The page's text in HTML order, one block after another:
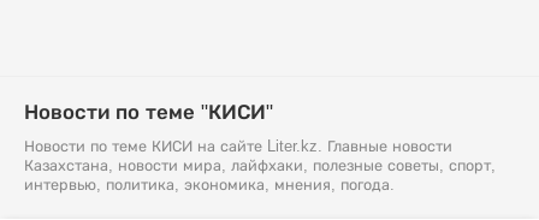
Новости по теме "КИСИ"
Новости по теме КИСИ на сайте Liter.kz. Главные новости
Казахстана, новости мира, лайфхаки, полезные советы, спорт,
интервью, политика, экономика, мнения, погода.